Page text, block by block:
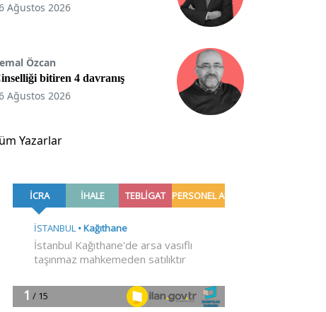
Ağustos 2026
Özcan
bitiren 4 davranış
Ağustos 2026
Yazarlar